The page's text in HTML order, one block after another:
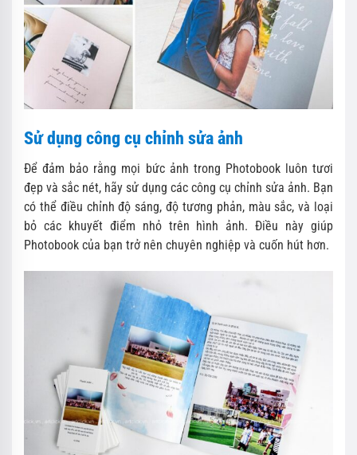
Sử dụng công cụ chỉnh sửa ảnh
Để đảm bảo rằng mọi bức ảnh trong Photobook luôn tươi
đẹp và sắc nét, hãy sử dụng các công cụ chỉnh sửa ảnh. Bạn
có thể điều chỉnh độ sáng, độ tương phản, màu sắc, và loại
bỏ các khuyết điểm nhỏ trên hình ảnh. Điều này giúp
Photobook của bạn trở nên chuyên nghiệp và cuốn hút hơn.